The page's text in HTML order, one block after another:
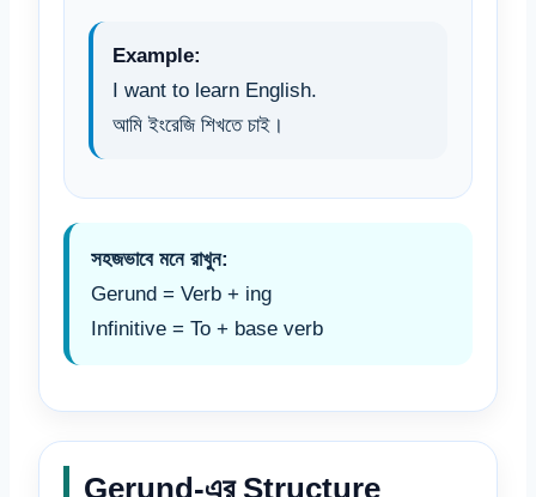
Example:
I want to learn English.
আমি ইংরেজি শিখতে চাই।
সহজভাবে মনে রাখুন:
Gerund = Verb + ing
Infinitive = To + base verb
Gerund-এর Structure